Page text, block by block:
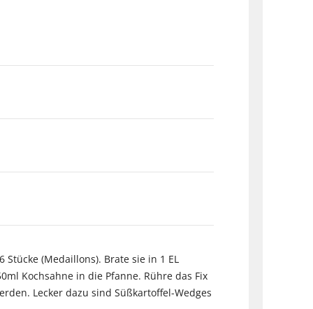
(Medaillons). Brate sie in 1 EL
Kochsahne in die Pfanne. Rühre das Fix
Lecker dazu sind Süßkartoffel-Wedges